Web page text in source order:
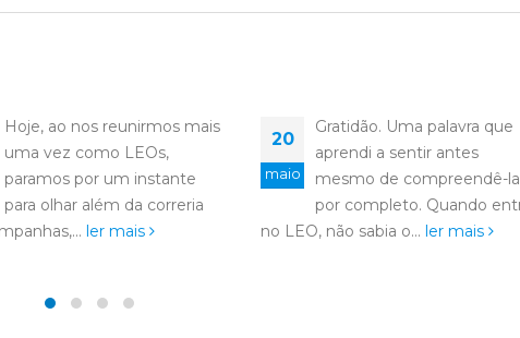
Gratidão. Uma palavra que
aprendi a sentir antes
mesmo de compreendê-la
por completo. Quando entrei
não sabia o...ler mais
20
maio
Senhor, Hoje venho te
agradecer, de todo o
coração, pelas pessoas que
conheci no movimento
Leoístico desde os meus treze